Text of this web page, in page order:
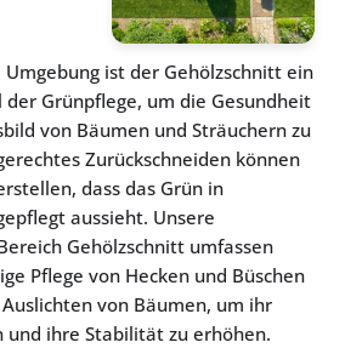
Umgebung ist der Gehölzschnitt ein
Grünpflege, um die Gesundheit
von Bäumen und Sträuchern zu
Zurückschneiden können
dass das Grün in
aussieht. Unsere
Gehölzschnitt umfassen
Pflege von Hecken und Büschen
von Bäumen, um ihr
und ihre Stabilität zu erhöhen.